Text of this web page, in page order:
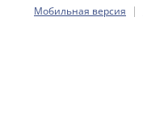
Мобильная версия |